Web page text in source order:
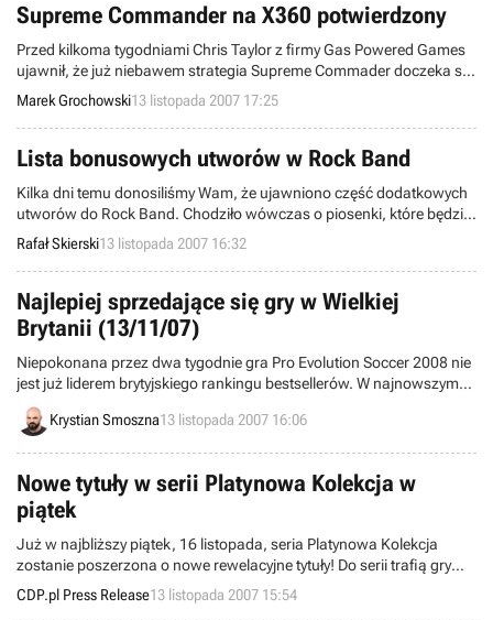
Arleny Marshall."
Supreme Commander na X360 potwierdzony
Przed kilkoma tygodniami Chris Taylor z firmy Gas Powered Games
ujawnił, że już niebawem strategia Supreme Commader doczeka się
przeniesienia na konsole nowej generacji. Ten sam deweloper
potwierdził właśnie, że pierwszym z next-genów, na jakich
zobaczymy futurystycznego RTS-a, będzie Xbox 360.
Marek Grochowski13 listopada 2007 17:25
Lista bonusowych utworów w Rock Band
Kilka dni temu donosiliśmy Wam, że ujawniono część dodatkowych
utworów do Rock Band. Chodziło wówczas o piosenki, które będzie
można pobierać (po uiszczeniu opłaty) z Xbox Live oraz PlayStation
Store. Teraz poznaliśmy listę bonusowych kawałków, które zostaną
odblokowane po zaliczeniu głównego trybu w najnowszym tytule
studia Harmonix.
Rafał Skierski13 listopada 2007 16:32
Najlepiej sprzedające się gry w Wielkiej
Brytanii (13/11/07)
Niepokonana przez dwa tygodnie gra Pro Evolution Soccer 2008 nie
jest już liderem brytyjskiego rankingu bestsellerów. W najnowszym
notowaniu produkt firmy Konami Digital Entertainment musiał
ustąpić miejsca debiutantowi, którym jest czwarty odcinek serii Call
Krystian Smoszna13 listopada 2007 16:06
Nowe tytuły w serii Platynowa Kolekcja w
piątek
Już w najbliższy piątek, 16 listopada, seria Platynowa Kolekcja
zostanie poszerzona o nowe rewelacyjne tytuły! Do serii trafią gry
F.E.A.R.: Złota Edycja i Rome: Total War - Antologia.
CDP.pl Press Release13 listopada 2007 15:54